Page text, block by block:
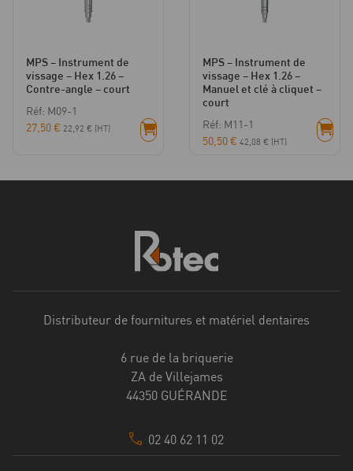
MPS – Instrument de
vissage – Hex 1.26 –
Contre-angle – court
Réf: M09-1
27,50€ 22,92 € (HT)
MPS – Instrument de
vissage – Hex 1.26 –
Manuel et clé à cliquet –
court
Réf: M11-1
50,50€ 42,08 € (HT)
Distributeur de fournitures et matériel dentaires
6 rue de la briquerie
ZA de Villejames
44350 GUÉRANDE
02 40 62 11 02